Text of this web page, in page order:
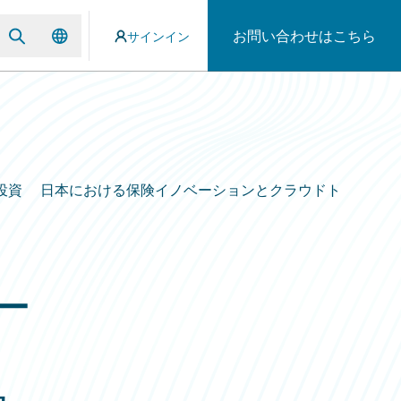
サインイン お問い合わせはこちら
資 日本における保険イノベーションとクラウドト